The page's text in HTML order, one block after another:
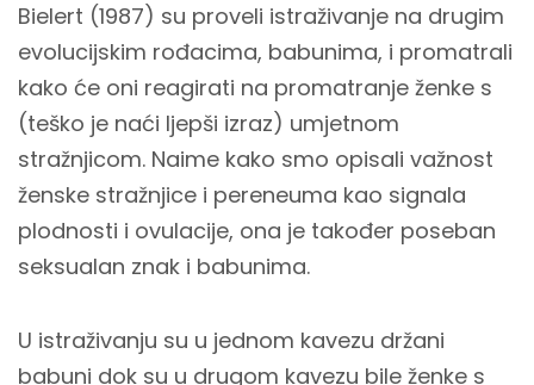
Bielert (1987) su proveli istraživanje na drugim
evolucijskim rođacima, babunima, i promatrali
kako će oni reagirati na promatranje ženke s
(teško je naći ljepši izraz) umjetnom
stražnjicom. Naime kako smo opisali važnost
ženske stražnjice i pereneuma kao signala
plodnosti i ovulacije, ona je također poseban
seksualan znak i babunima.
U istraživanju su u jednom kavezu držani
babuni dok su u drugom kavezu bile ženke s